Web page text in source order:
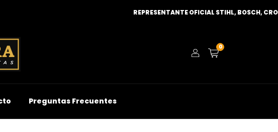
REPRESENTANTE OFICIAL STIHL, BOSCH,
0
Preguntas Frecuentes